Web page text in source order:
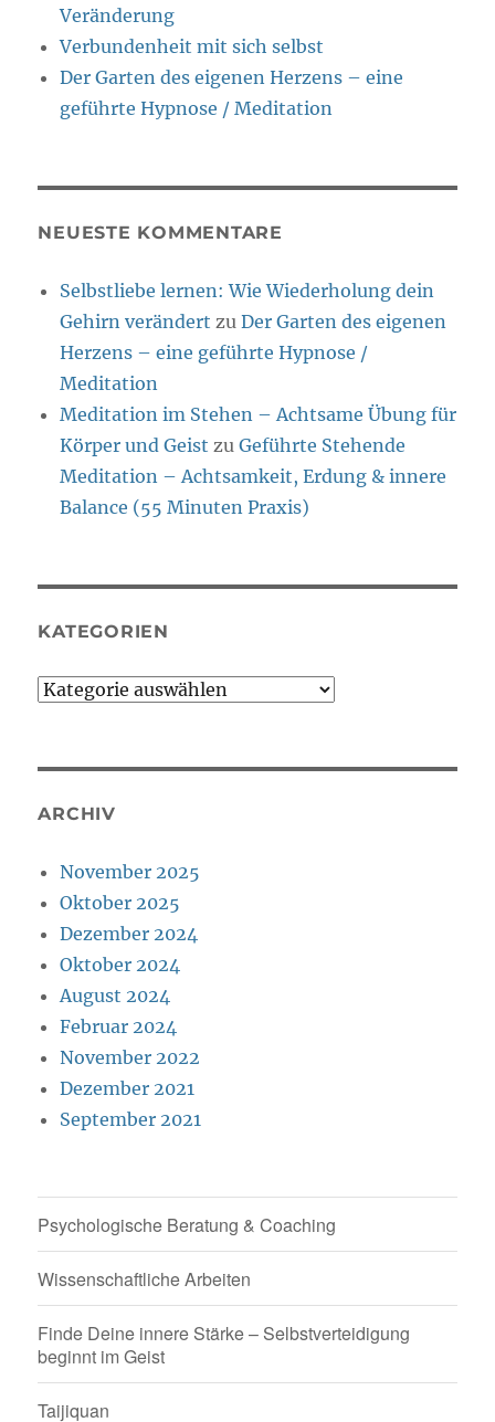
Veränderung
Verbundenheit mit sich selbst
Der Garten des eigenen Herzens – eine
geführte Hypnose / Meditation
NEUESTE KOMMENTARE
Selbstliebe lernen: Wie Wiederholung dein
Gehirn verändert zuDer Garten des eigenen
Herzens – eine geführte Hypnose /
Meditation
Meditation im Stehen – Achtsame Übung für
Körper und Geist zuGeführte Stehende
Meditation – Achtsamkeit, Erdung & innere
Balance (55 Minuten Praxis)
KATEGORIEN
Kategorien
ARCHIV
November 2025
Oktober 2025
Dezember 2024
Oktober 2024
August 2024
Februar 2024
November 2022
Dezember 2021
September 2021
Psychologische Beratung & Coaching
Wissenschaftliche Arbeiten
Finde Deine innere Stärke – Selbstverteidigung
beginnt im Geist
Taijiquan